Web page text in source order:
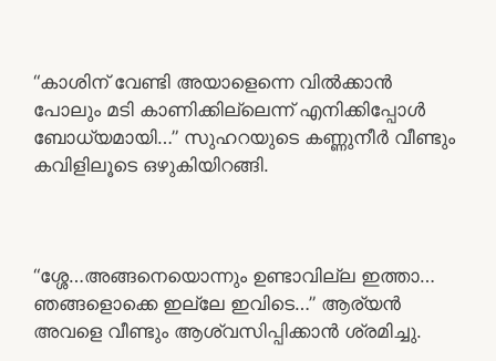
“കാശിന് വേണ്ടി അയാളെന്നെ വിൽക്കാൻ
പോലും മടി കാണിക്കില്ലെന്ന് എനിക്കിപ്പോൾ
ബോധ്യമായി…” സുഹറയുടെ കണ്ണുനീർ വീണ്ടും
കവിളിലൂടെ ഒഴുകിയിറങ്ങി.
“ശ്ശേ…അങ്ങനെയൊന്നും ഉണ്ടാവില്ല ഇത്താ…
ഞങ്ങളൊക്കെ ഇല്ലേ ഇവിടെ…” ആര്യൻ
അവളെ വീണ്ടും ആശ്വസിപ്പിക്കാൻ ശ്രമിച്ചു.